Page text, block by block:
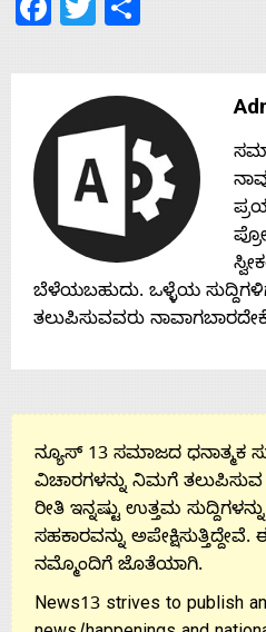
Contact
ಬೆಳೆಯಬಹುದು. ಒಳ್ಳೆಯ
ತಲುಪಿಸುವವರು
ನ್ಯೂಸ್ 13 ಸಮಾಜದ ಧನಾತ್ಮಕ
ವಿಚಾರಗಳನ್ನು ನಿಮಗೆ
ರೀತಿ ಇನ್ನಷ್ಟು ಉತ್ತಮ
ಸಹಕಾರವನ್ನು
ನಮ್ಮೊಂದಿಗೆ ಜೊತೆಯಾಗಿ.
News13 strives to publish